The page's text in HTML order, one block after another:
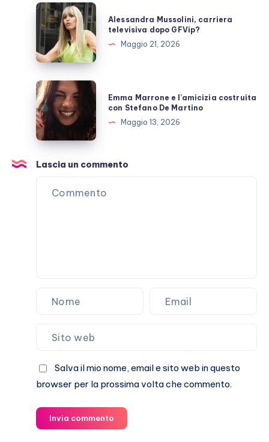
allo
scoperto
Alessandra
Mussolini,
carriera
televisiva
dopo
GFVip?
Alessandra Mussolini, carriera
televisiva dopo GFVip?
Maggio 21, 2026
Emma
Marrone
e
l’amicizia
costruita
con
Stefano
Emma Marrone e l’amicizia costruita
con Stefano De Martino
Maggio 13, 2026
Lascia un commento
Salva il mio nome, email e sito web in questo
browser per la prossima volta che commento.
Invia commento